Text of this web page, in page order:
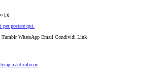
[)]
postare qui.
Tumblr WhatsApp Email Condividi Link
anticalvizie